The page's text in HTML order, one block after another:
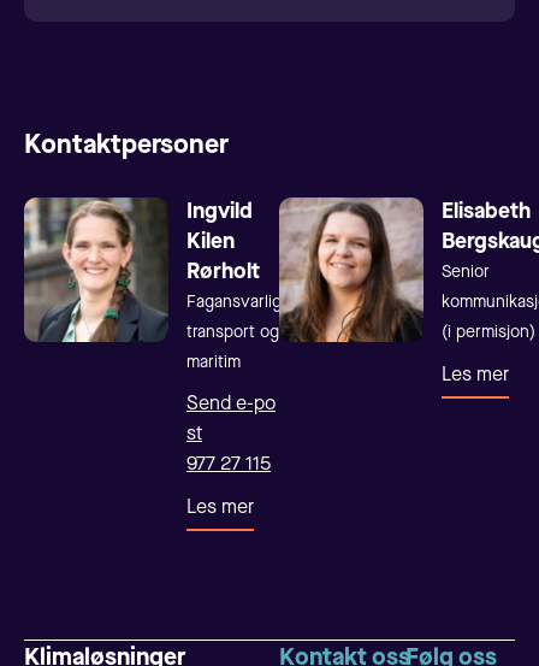
Kontaktpersoner
Ingvild
Kilen
Rørholt
Fagansvarlig
transport og
maritim
Send e-po
st
977 27 115
Les mer
Elisabeth
Senior
(i permisjon)
Les mer
Klimaløsninger Kontakt ossFølg oss